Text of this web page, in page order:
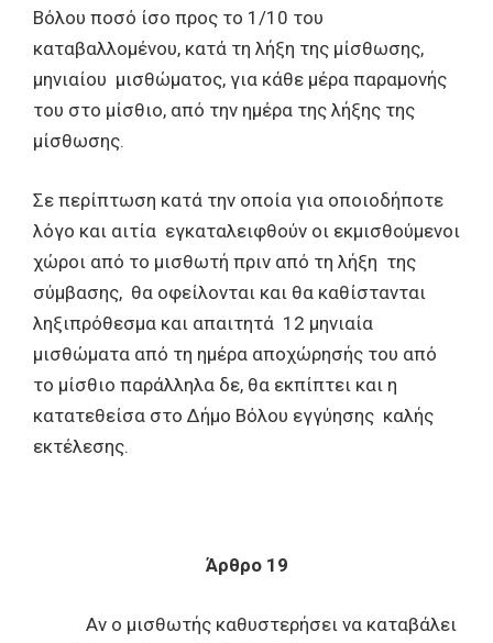
Βόλου ποσό ίσο προς το 1/10 του
καταβαλλομένου, κατά τη λήξη της μίσθωσης,
μηνιαίου μισθώματος, για κάθε μέρα παραμονής
του στο μίσθιο, από την ημέρα της λήξης της
μίσθωσης.
Σε περίπτωση κατά την οποία για οποιοδήποτε
λόγο και αιτία εγκαταλειφθούν οι εκμισθούμενοι
χώροι από το μισθωτή πριν από τη λήξη της
σύμβασης, θα οφείλονται και θα καθίστανται
ληξιπρόθεσμα και απαιτητά 12 μηνιαία
μισθώματα από τη ημέρα αποχώρησής του από
το μίσθιο παράλληλα δε, θα εκπίπτει και η
κατατεθείσα στο Δήμο Βόλου εγγύησης καλής
εκτέλεσης.
Άρθρο 19
Αν ο μισθωτής καθυστερήσει να καταβάλει